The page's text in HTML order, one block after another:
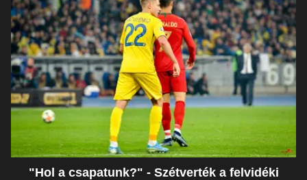
"Hol a csapatunk?" - Szétverték a felvidéki